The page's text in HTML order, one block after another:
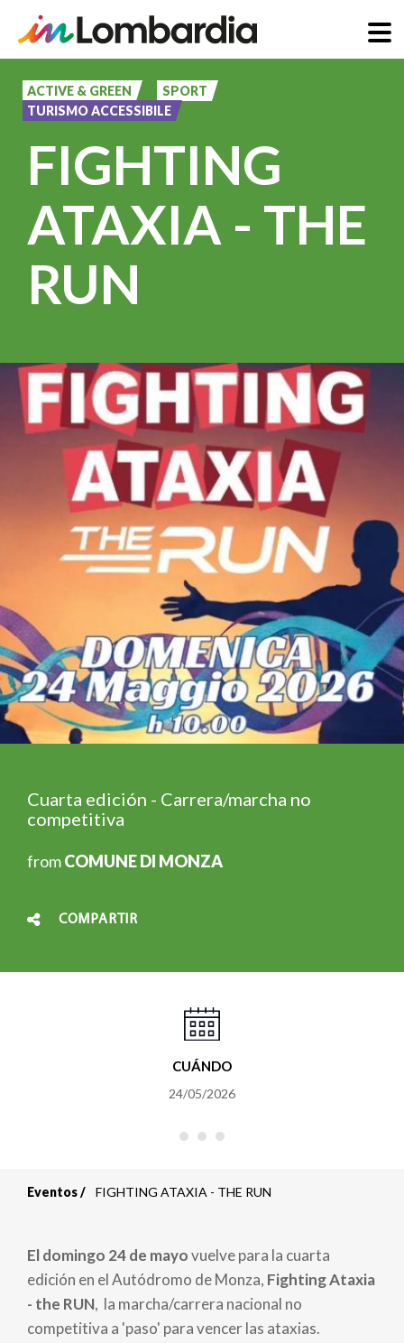
contenido
principal
ACTIVE & GREEN
SPORT
TURISMO ACCESSIBILE
FIGHTING
ATAXIA - THE
RUN
Cuarta edición - Carrera/marcha no
competitiva
fromCOMUNE DI MONZA
COMPARTIR
CUÁNDO
24/05/2026
enlaces
de
ayuda
Eventos FIGHTING ATAXIA - THE RUN
El domingo 24 de mayovuelve para la cuarta
edición en el Autódromo de Monza, Fighting Ataxia
- the RUN, la marcha/carrera nacional no
competitiva a 'paso' para vencer las ataxias.